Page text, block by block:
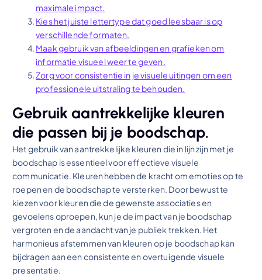
maximale impact.
Kies het juiste lettertype dat goed leesbaar is op
verschillende formaten.
Maak gebruik van afbeeldingen en grafieken om
informatie visueel weer te geven.
Zorg voor consistentie in je visuele uitingen om een
professionele uitstraling te behouden.
Gebruik aantrekkelijke kleuren
die passen bij je boodschap.
Het gebruik van aantrekkelijke kleuren die in lijn zijn met je
boodschap is essentieel voor effectieve visuele
communicatie. Kleuren hebben de kracht om emoties op te
roepen en de boodschap te versterken. Door bewust te
kiezen voor kleuren die de gewenste associaties en
gevoelens oproepen, kun je de impact van je boodschap
vergroten en de aandacht van je publiek trekken. Het
harmonieus afstemmen van kleuren op je boodschap kan
bijdragen aan een consistente en overtuigende visuele
presentatie.